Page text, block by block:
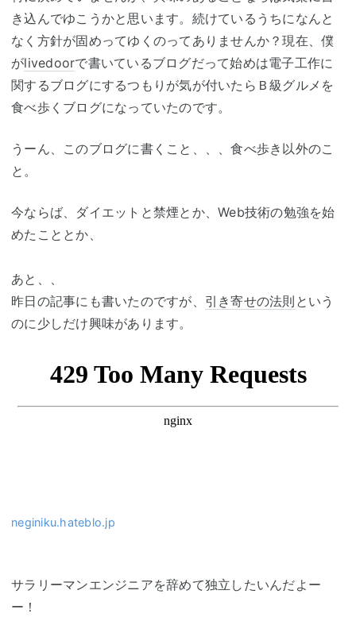
き込んでゆこうかと思います。続けているうちになんと
なく方針が固めってゆくのってありませんか？現在、僕
がlivedoorで書いているブログだって始めは電子工作に
関するブログにするつもりが気が付いたらＢ級グルメを
食べ歩くブログになっていたのです。
うーん、このブログに書くこと、、、食べ歩き以外のこ
と。
今ならば、ダイエットと禁煙とか、Web技術の勉強を始
めたこととか、
あと、、
昨日の記事にも書いたのですが、 引き寄せの法則 という
のに少しだけ興味があります。
neginiku.hateblo.jp
サラリーマンエンジニアを辞めて独立したいんだよー
ー！